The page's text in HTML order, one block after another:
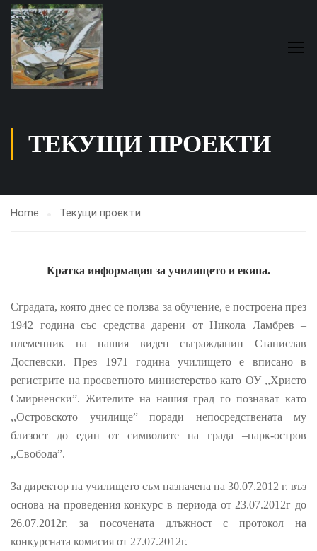
ТЕКУЩИ ПРОЕКТИ
Home Текущи проекти
Кратка информация за училището и екипа.
Сградата, която днес се ползва за обучение, е построена през
1942 година със средства дарени от Никола Ламбрев –
племенник на нашия виден съгражданин Станислав
Доспевски. През 1971 година училището е вписано в
регистрите на просветното министерство като ОУ ,,Христо
Смирненски”. Жителите на нашия град го познават като
,,Островското училище”поради непосредствената му
близост до един от символите на града –парк-остров
,,Свобода”.
За директор на училището съм назначена на 30.07.2012 г. въз
основа на проведения конкурс в периода от 23.07.2012г до
26.07.2012г. за посочената длъжност с протокол на
конкурсната комисия от 27.07.2012г.